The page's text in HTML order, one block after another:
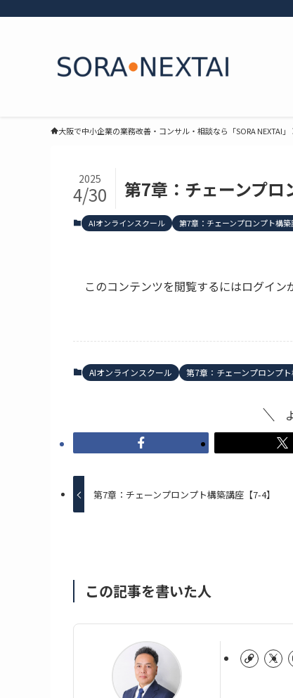
大阪で中小企業の業務改善・コンサル・相談なら「SORA NEXTAI」
第7章：チェーンプロ
2025
4/30
AIオンラインスクール 第7章：チェーンプロンプト構築
このコンテンツを閲覧するにはログイン
AIオンラインスクール 第7章：チェーンプロンプ
第7章：チェーンプロンプト構築講座【7-4】
この記事を書いた人